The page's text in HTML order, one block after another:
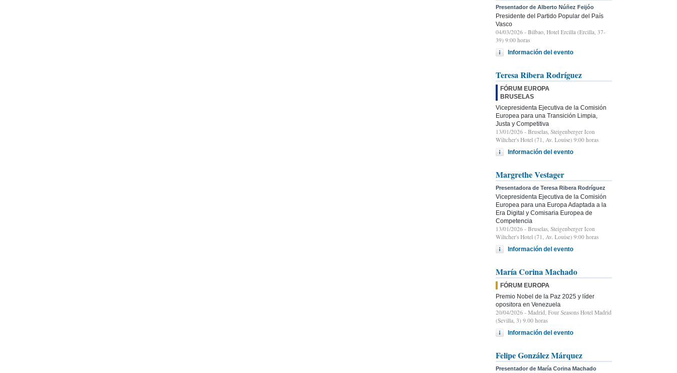
Presentador de Alberto Núñez Feijóo
Presidente del Partido Popular del País
Vasco
04/03/2026 - Bilbao, Hotel Ercilla (Ercilla, 37-
39) 9:00 horas
Información del evento
Teresa Ribera Rodríguez
FÓRUM EUROPA
BRUSELAS
Vicepresidenta Ejecutiva de la Comisión
Europea para una Transición Limpia,
Justa y Competitiva
13/01/2026 - Bruselas, Steigenberger Icon
Wiltcher's Hotel (71, Av. Louise) 9:00 horas
Información del evento
Margrethe Vestager
Presentadora de Teresa Ribera Rodríguez
Vicepresidenta Ejecutiva de la Comisión
Europea para una Europa Adaptada a la
Era Digital y Comisaria Europea de
Competencia
13/01/2026 - Bruselas, Steigenberger Icon
Wiltcher's Hotel (71, Av. Louise) 9:00 horas
Información del evento
María Corina Machado
FÓRUM EUROPA
Premio Nobel de la Paz 2025 y líder
opositora en Venezuela
20/04/2026 - Madrid, Four Seasons Hotel Madrid
(Sevilla, 3) 9.00 horas
Información del evento
Felipe González Márquez
Presentador de María Corina Machado